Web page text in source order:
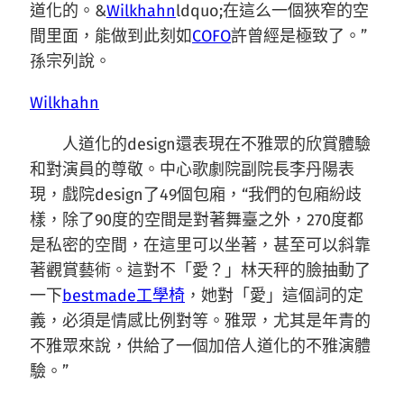
道化的。&Wilkhahnldquo;在這么一個狹窄的空
間里面，能做到此刻如COFO許曾經是極致了。”
孫宗列說。
Wilkhahn
人道化的design還表現在不雅眾的欣賞體驗
和對演員的尊敬。中心歌劇院副院長李丹陽表
現，戲院design了49個包廂，“我們的包廂紛歧
樣，除了90度的空間是對著舞臺之外，270度都
是私密的空間，在這里可以坐著，甚至可以斜靠
著觀賞藝術。這對不「愛？」林天秤的臉抽動了
一下bestmade工學椅 ，她對「愛」這個詞的定
義，必須是情感比例對等。雅眾，尤其是年青的
不雅眾來說，供給了一個加倍人道化的不雅演體
驗。”